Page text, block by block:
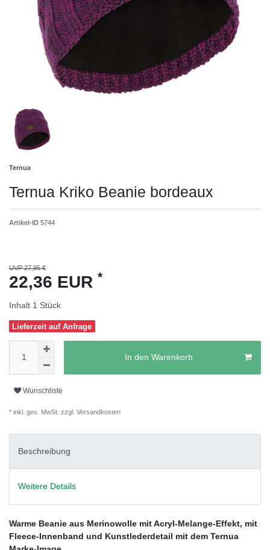
Ternua
Ternua Kriko Beanie bordeaux
Artikel-ID 5744
UVP 27,95 €
22,36 EUR *
Inhalt 1 Stück
Lieferzeit auf Anfrage
In den Warenkorb
Wunschliste
* inkl. ges. MwSt. zzgl. Versandkosten
Beschreibung
Weitere Details
Warme Beanie aus Merinowolle mit Acryl-Melange-Effekt, mit
Fleece-Innenband und Kunstlederdetail mit dem Ternua